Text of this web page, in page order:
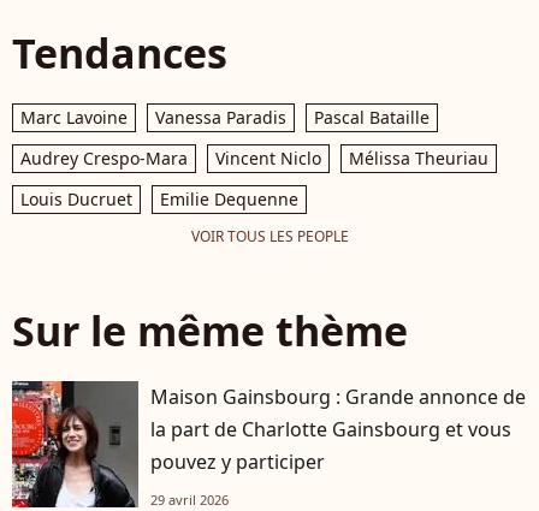
Tendances
Marc Lavoine Vanessa Paradis
Pascal Bataille
Audrey Crespo-Mara
Vincent Niclo
Mélissa Theuriau
Louis Ducruet
Emilie Dequenne
VOIR TOUS LES PEOPLE
Sur le même thème
Maison Gainsbourg : Grande annonce de
la part de Charlotte Gainsbourg et vous
pouvez y participer
29 avril 2026